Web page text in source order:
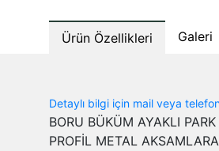
Ürün Özellikleri Galeri
Detaylı bilgi için mail veya
BORU BÜKÜM AYAKLI
PROFİL METAL